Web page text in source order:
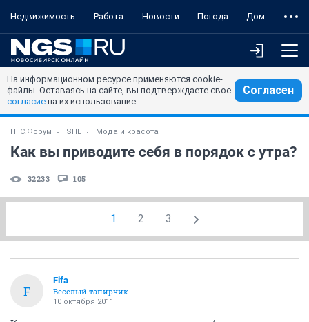
Недвижимость Работа Новости Погода Дом
На информационном ресурсе применяются cookie-
файлы. Оставаясь на сайте, вы подтверждаете свое
согласие на их использование.
Согласен
НГС.Форум SHE Мода и красота
Как вы приводите себя в порядок с утра?
32233 105
1 2 3
F
Fifa
Веселый тапирчик
10 октября 2011